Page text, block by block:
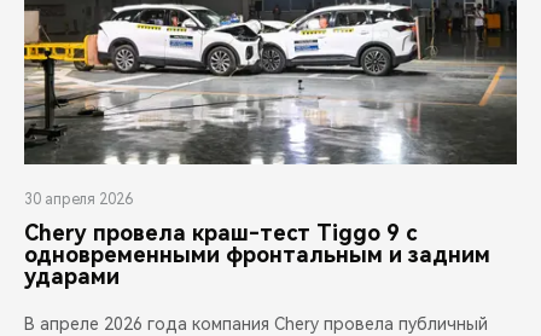
30 апреля 2026
Chery провела краш-тест Tiggo 9 с
одновременными фронтальным и задним
ударами
В апреле 2026 года компания Chery провела публичный